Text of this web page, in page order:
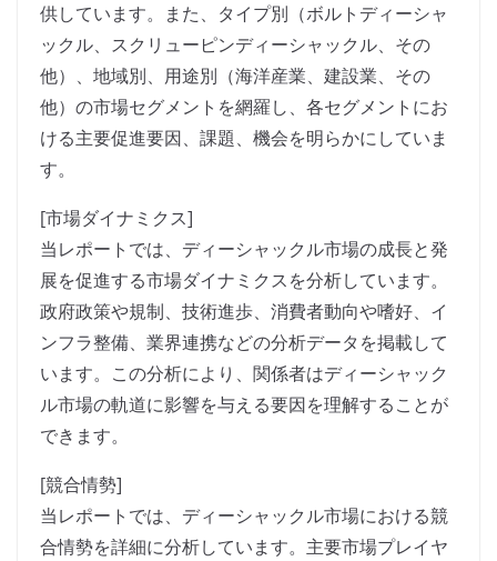
供しています。また、タイプ別（ボルトディーシャ
ックル、スクリューピンディーシャックル、その
他）、地域別、用途別（海洋産業、建設業、その
他）の市場セグメントを網羅し、各セグメントにお
ける主要促進要因、課題、機会を明らかにしていま
す。
[市場ダイナミクス]
当レポートでは、ディーシャックル市場の成長と発
展を促進する市場ダイナミクスを分析しています。
政府政策や規制、技術進歩、消費者動向や嗜好、イ
ンフラ整備、業界連携などの分析データを掲載して
います。この分析により、関係者はディーシャック
ル市場の軌道に影響を与える要因を理解することが
できます。
[競合情勢]
当レポートでは、ディーシャックル市場における競
合情勢を詳細に分析しています。主要市場プレイヤ